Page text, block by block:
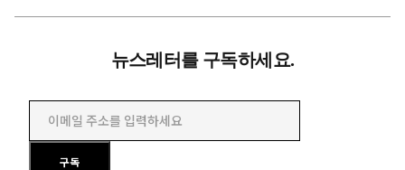
뉴스레터를 구독하세요.
이메일 주소를 입력하세요
구독